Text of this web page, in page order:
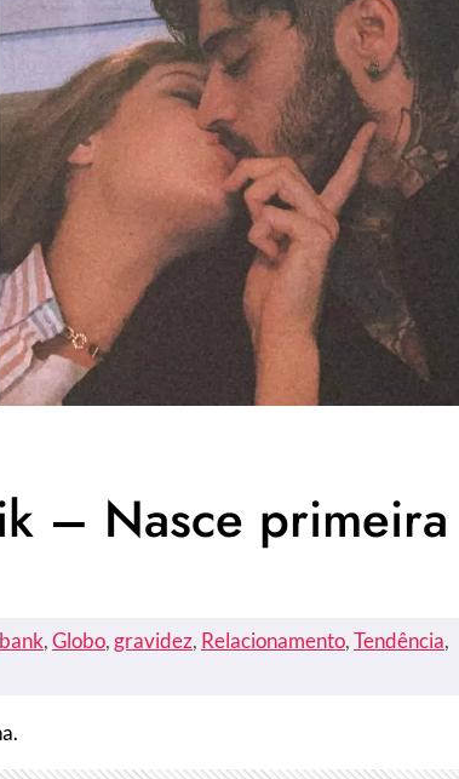
– Nasce primeira
, Globo, gravidez, Relacionamento, Tendência